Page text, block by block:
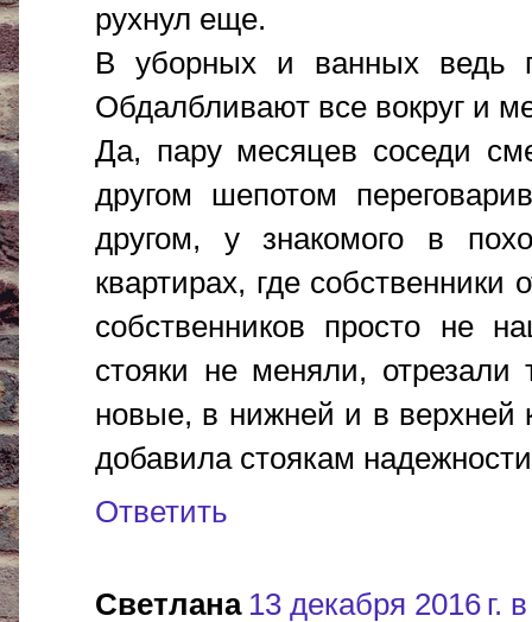
рухнул еще.
В уборных и ванных ведь
Обдалбливают все вокруг и
Да, пару месяцев соседи
другом шепотом
другом, у знакомого в
квартирах, где собственники
собственников просто не
стояки не меняли,
новые, в нижней и в верхней
добавила стоякам
Ответить
Светлана 13 декабря 2016 г.